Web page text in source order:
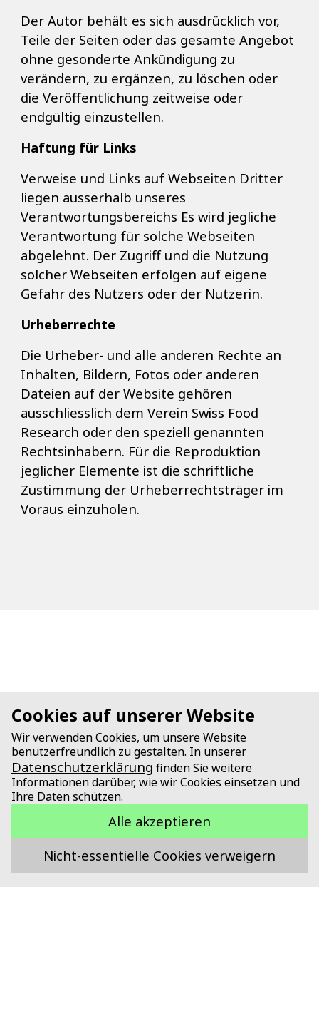
Der Autor behält es sich ausdrücklich vor,
Teile der Seiten oder das gesamte Angebot
ohne gesonderte Ankündigung zu
verändern, zu ergänzen, zu löschen oder
die Veröffentlichung zeitweise oder
endgültig einzustellen.
Haftung für Links
Verweise und Links auf Webseiten Dritter
liegen ausserhalb unseres
Verantwortungsbereichs Es wird jegliche
Verantwortung für solche Webseiten
abgelehnt. Der Zugriff und die Nutzung
solcher Webseiten erfolgen auf eigene
Gefahr des Nutzers oder der Nutzerin.
Urheberrechte
Die Urheber- und alle anderen Rechte an
Inhalten, Bildern, Fotos oder anderen
Dateien auf der Website gehören
ausschliesslich dem Verein Swiss Food
Research oder den speziell genannten
Rechtsinhabern. Für die Reproduktion
jeglicher Elemente ist die schriftliche
Zustimmung der Urheberrechtsträger im
Voraus einzuholen.
Cookies auf unserer Website
Wir verwenden Cookies, um unsere Website
benutzerfreundlich zu gestalten. In unserer
Datenschutzerklärung finden Sie weitere
Informationen darüber, wie wir Cookies einsetzen und
Ihre Daten schützen.
Alle akzeptieren
Nicht-essentielle Cookies verweigern